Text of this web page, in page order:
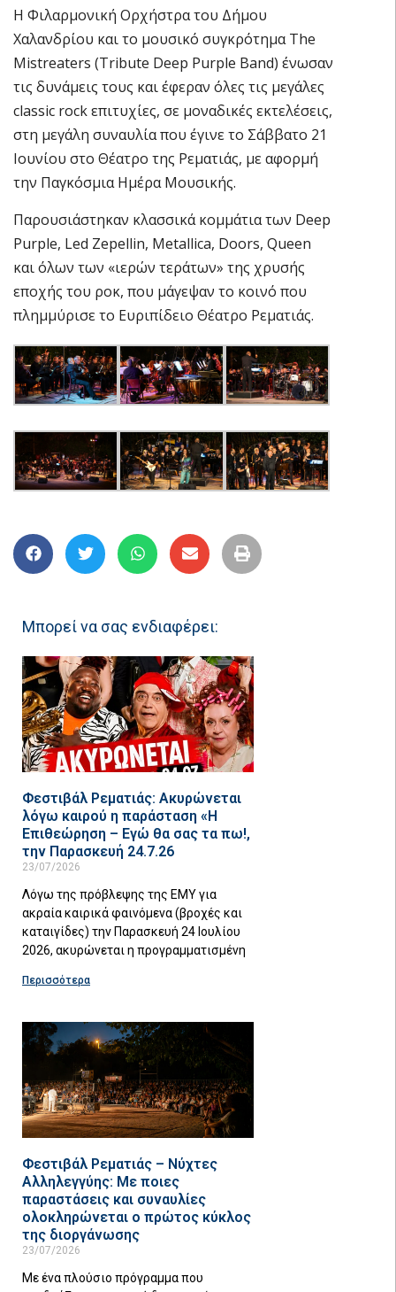
Η Φιλαρμονική Ορχήστρα του Δήμου
Χαλανδρίου και το μουσικό συγκρότημα The
Mistreaters (Tribute Deep Purple Band) ένωσαν
τις δυνάμεις τους και έφεραν όλες τις μεγάλες
classic rock επιτυχίες, σε μοναδικές εκτελέσεις,
στη μεγάλη συναυλία που έγινε το Σάββατο 21
Ιουνίου στο Θέατρο της Ρεματιάς, με αφορμή
την Παγκόσμια Ημέρα Μουσικής.
Παρουσιάστηκαν κλασσικά κομμάτια των Deep
Purple, Led Zepellin, Metallica, Doors, Queen
και όλων των «ιερών τεράτων» της χρυσής
εποχής του ροκ, που μάγεψαν το κοινό που
πλημμύρισε το Ευριπίδειο Θέατρο Ρεματιάς.
Μπορεί να σας ενδιαφέρει:
Φεστιβάλ Ρεματιάς: Ακυρώνεται
λόγω καιρού η παράσταση «Η
Επιθεώρηση – Εγώ θα σας τα πω!,
την Παρασκευή 24.7.26
23/07/2026
Λόγω της πρόβλεψης της ΕΜΥ για
ακραία καιρικά φαινόμενα (βροχές και
καταιγίδες) την Παρασκευή 24 Ιουλίου
2026, ακυρώνεται η προγραμματισμένη
Περισσότερα
Φεστιβάλ Ρεματιάς – Νύχτες
Αλληλεγγύης: Με ποιες
παραστάσεις και συναυλίες
ολοκληρώνεται ο πρώτος κύκλος
της διοργάνωσης
23/07/2026
Με ένα πλούσιο πρόγραμμα που